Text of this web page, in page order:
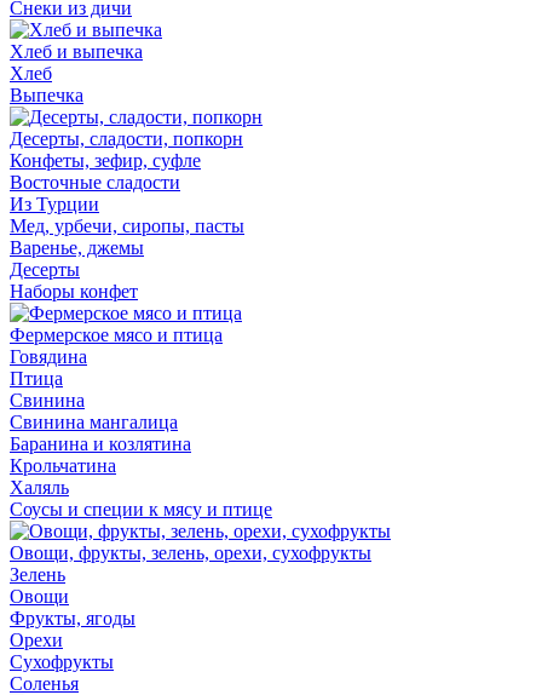
Снеки из дичи
Хлеб и выпечка
Хлеб
Выпечка
Десерты, сладости, попкорн
Конфеты, зефир, суфле
Восточные сладости
Из Турции
Мед, урбечи, сиропы, пасты
Варенье, джемы
Десерты
Наборы конфет
Фермерское мясо и птица
Говядина
Птица
Свинина
Свинина мангалица
Баранина и козлятина
Крольчатина
Халяль
Соусы и специи к мясу и птице
Овощи, фрукты, зелень, орехи, сухофрукты
Зелень
Овощи
Фрукты, ягоды
Орехи
Сухофрукты
Соленья